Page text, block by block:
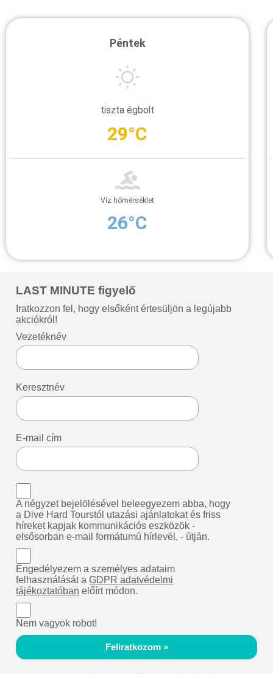
Péntek
tiszta égbolt
29°C
Víz hőmérséklet
26°C
LAST MINUTE figyelő
Iratkozzon fel, hogy elsőként értesüljön a legújabb
akciókról!
Vezetéknév
Keresztnév
E-mail cím
A négyzet bejelölésével beleegyezem abba, hogy
a Dive Hard Tourstól utazási ajánlatokat és friss
híreket kapjak kommunikációs eszközök -
elsősorban e-mail formátumú hírlevél, - útján.
Engedélyezem a személyes adataim
felhasználását aGDPR adatvédelmi
tájékoztatóban előírt módon.
Nem vagyok robot!
Feliratkozom »